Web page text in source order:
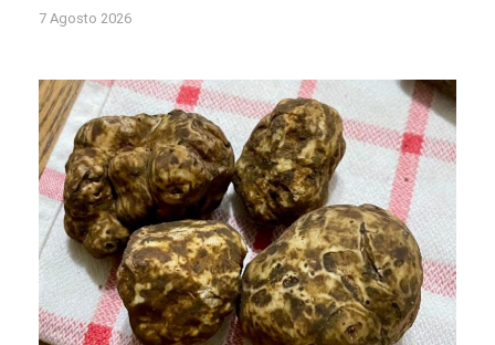
7 Agosto 2026